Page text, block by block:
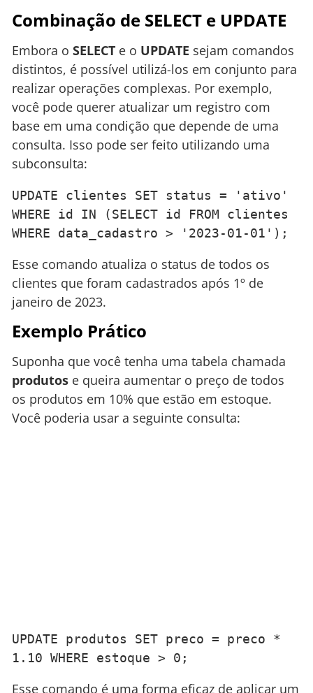
Combinação de SELECT e UPDATE
Embora o SELECT e o UPDATE sejam comandos
distintos, é possível utilizá-los em conjunto para
realizar operações complexas. Por exemplo,
você pode querer atualizar um registro com
base em uma condição que depende de uma
consulta. Isso pode ser feito utilizando uma
subconsulta:
UPDATE clientes SET status = 'ativo'
WHERE id IN (SELECT id FROM clientes
WHERE data_cadastro > '2023-01-01');
Esse comando atualiza o status de todos os
clientes que foram cadastrados após 1º de
janeiro de 2023.
Exemplo Prático
Suponha que você tenha uma tabela chamada
produtos e queira aumentar o preço de todos
os produtos em 10% que estão em estoque.
Você poderia usar a seguinte consulta:
UPDATE produtos SET preco = preco *
1.10 WHERE estoque > 0;
Esse comando é uma forma eficaz de aplicar um